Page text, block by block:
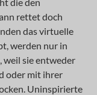
rettet doch
das virtuelle
werden nur in
sie entweder
oder mit ihrer
Uninspirierte